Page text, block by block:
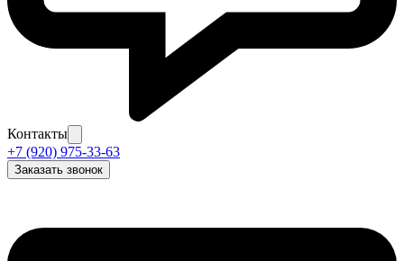
Контакты
+7 (920) 975-33-63
Заказать звонок